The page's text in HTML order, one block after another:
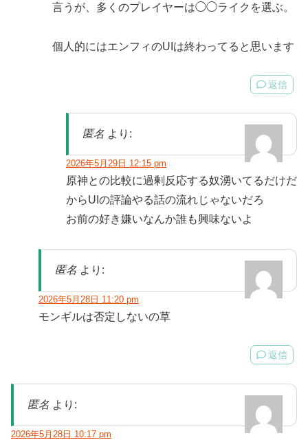
言うが、多くのプレイヤーは◯◯ライクを選ぶ。
個人的にはエンフィのUIは終わってると思います
返信
匿名 より:
2026年5月29日 12:15 pm
原神との比較に過剰反応する奴湧いてるだけだ
からUIの評論やる話の流れじゃないだろ
お前の好き嫌いなんか誰も興味ないよ
匿名 より:
2026年5月28日 11:20 pm
モンギルは否定しないの草
返信
匿名 より:
2026年5月28日 10:17 pm